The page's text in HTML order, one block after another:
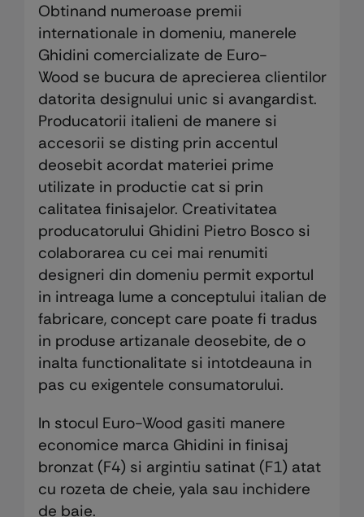
Obtinand numeroase premii
internationale in domeniu, manerele
Ghidini comercializate de Euro-
Wood se bucura de aprecierea clientilor
datorita designului unic si avangardist.
Producatorii italieni de manere si
accesorii se disting prin accentul
deosebit acordat materiei prime
utilizate in productie cat si prin
calitatea finisajelor. Creativitatea
producatorului Ghidini Pietro Bosco si
colaborarea cu cei mai renumiti
designeri din domeniu permit exportul
in intreaga lume a conceptului italian de
fabricare, concept care poate fi tradus
in produse artizanale deosebite, de o
inalta functionalitate si intotdeauna in
pas cu exigentele consumatorului.
In stocul Euro-Wood gasiti manere
economice marca Ghidini in finisaj
bronzat (F4) si argintiu satinat (F1) atat
cu rozeta de cheie, yala sau inchidere
de baie.